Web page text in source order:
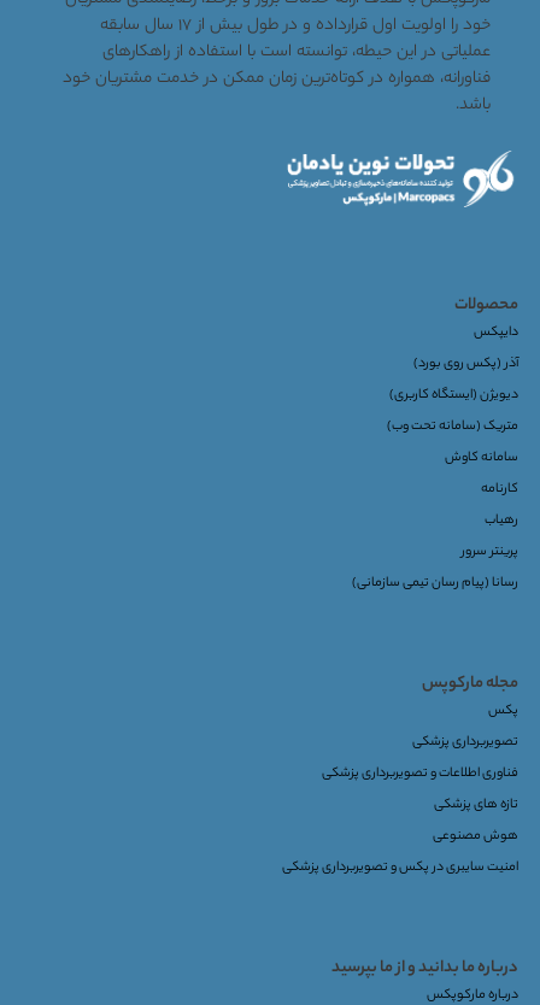
خود را اولویت اول قرارداده و در طول بیش از ۱۷ سال سابقه
عملیاتی در این حیطه، توانسته است با استفاده از راهکارهای
فناورانه، همواره در کوتاه‌ترین زمان ممکن در خدمت مشتریان خود
باشد.
محصولات
دایپکس
آذر (پکس روی بورد)
دیویژن (ایستگاه کاربری)
متریک (سامانه تحت وب)
سامانه کاوش
کارنامه
رهیاب
پرینتر سرور
رسانا (پیام رسان تیمی سازمانی)
مجله مارکوپس
پکس
تصویربرداری پزشکی
فناوری اطلاعات و تصویربرداری پزشکی
تازه های پزشکی
هوش مصنوعی
امنیت سایبری در پکس و تصویربرداری پزشکی
درباره ما بدانید و از ما بپرسید
درباره مارکوپکس